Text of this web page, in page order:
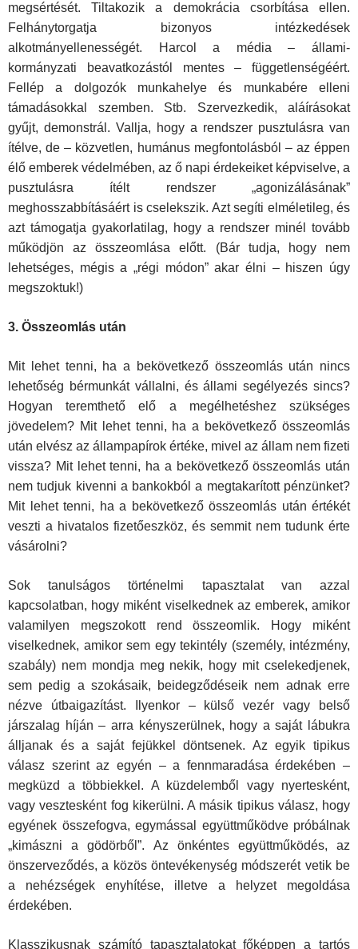
megsértését. Tiltakozik a demokrácia csorbítása ellen.
Felhánytorgatja bizonyos intézkedések
alkotmányellenességét. Harcol a média – állami-
kormányzati beavatkozástól mentes – függetlenségé­ért.
Fellép a dolgozók munkahelye és munkabére elleni
támadásokkal szemben. Stb. Szervezkedik, aláírásokat
gyűjt, demonstrál. Vallja, hogy a rendszer pusztulásra van
ítélve, de – közvetlen, humánus megfontolásból – az éppen
élő emberek védelmében, az ő napi érdekeiket képviselve, a
pusztulásra ítélt rendszer „agonizálásának”
meghosszabbításáért is cselekszik. Azt segíti elméletileg, és
azt támogatja gyakorlatilag, hogy a rendszer minél tovább
működjön az összeomlása előtt. (Bár tudja, hogy nem
lehetséges, mégis a „régi módon” akar élni – hiszen úgy
megszoktuk!)
3. Összeomlás után
Mit lehet tenni, ha a bekövetkező összeomlás után nincs
lehetőség bér­munkát vállalni, és állami segélyezés sincs?
Hogyan teremthető elő a megélhetéshez szükséges
jövedelem? Mit lehet tenni, ha a bekövetkező összeomlás
után elvész az állampapírok értéke, mivel az állam nem fizeti
vissza? Mit lehet tenni, ha a bekövetkező összeomlás után
nem tudjuk kivenni a bankokból a megtakarított pénzünket?
Mit lehet tenni, ha a bekövetkező összeomlás után értékét
veszti a hivatalos fizetőeszköz, és semmit nem tudunk érte
vásárolni?
Sok tanulságos történelmi tapasztalat van azzal
kapcsolatban, hogy miként viselkednek az emberek, amikor
valamilyen megszokott rend összeomlik. Hogy miként
viselkednek, amikor sem egy tekintély (személy, intézmény,
szabály) nem mondja meg nekik, hogy mit cselekedjenek,
sem pedig a szokásaik, beidegződéseik nem adnak erre
nézve útbaigazítást. Ilyenkor – külső vezér vagy belső
járszalag híján – arra kényszerülnek, hogy a saját lábukra
álljanak és a saját fejükkel döntsenek. Az egyik tipikus
válasz szerint az egyén – a fennmaradása érdekében –
megküzd a többiekkel. A küzdelemből vagy nyertesként,
vagy vesztesként fog kikerülni. A másik tipikus válasz, hogy
egyének összefogva, egymással együttműködve próbálnak
„kimászni a gödörből”. Az önkéntes együttmű­ködés, az
önszerveződés, a közös öntevékenység módszerét vetik be
a nehézségek enyhítése, illetve a helyzet megoldása
érdekében.
Klasszikusnak számító tapasztalatokat főképpen a tartós